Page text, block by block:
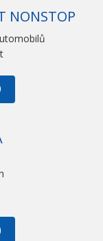
NONSTOP